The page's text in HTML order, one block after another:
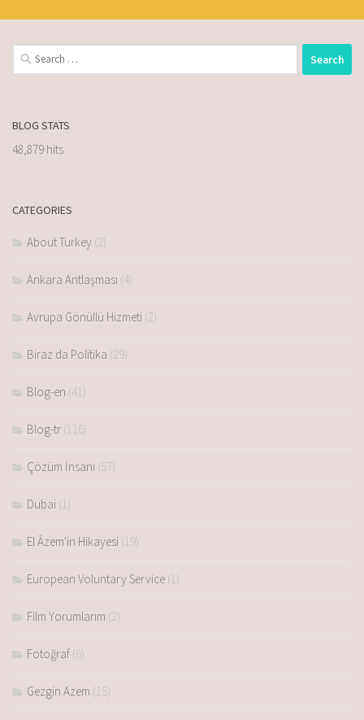
BLOG STATS
48,879 hits
CATEGORIES
About Turkey (2)
Ankara Antlaşması (4)
Avrupa Gönüllü Hizmeti (2)
Biraz da Politika (29)
Blog-en (41)
Blog-tr (116)
Çözüm İnsanı (57)
Dubai (1)
El Âzem'in Hikayesi (19)
European Voluntary Service (1)
Film Yorumlarım (2)
Fotoğraf (6)
Gezgin Azem (15)